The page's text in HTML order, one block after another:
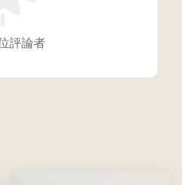
評論者